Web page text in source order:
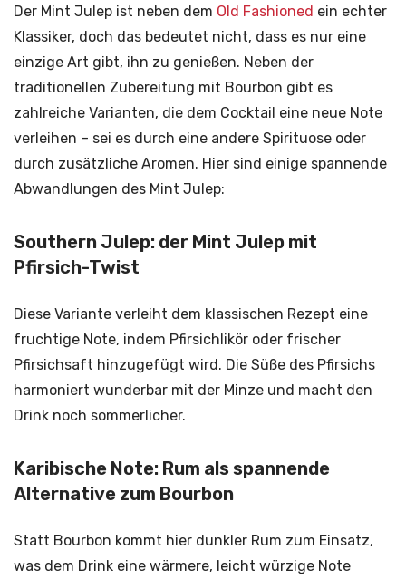
Der Mint Julep ist neben dem Old Fashioned ein echter
Klassiker, doch das bedeutet nicht, dass es nur eine
einzige Art gibt, ihn zu genießen. Neben der
traditionellen Zubereitung mit Bourbon gibt es
zahlreiche Varianten, die dem Cocktail eine neue Note
verleihen – sei es durch eine andere Spirituose oder
durch zusätzliche Aromen. Hier sind einige spannende
Abwandlungen des Mint Julep:
Southern Julep: der Mint Julep mit
Pfirsich-Twist
Diese Variante verleiht dem klassischen Rezept eine
fruchtige Note, indem Pfirsichlikör oder frischer
Pfirsichsaft hinzugefügt wird. Die Süße des Pfirsichs
harmoniert wunderbar mit der Minze und macht den
Drink noch sommerlicher.
Karibische Note: Rum als spannende
Alternative zum Bourbon
Statt Bourbon kommt hier dunkler Rum zum Einsatz,
was dem Drink eine wärmere, leicht würzige Note